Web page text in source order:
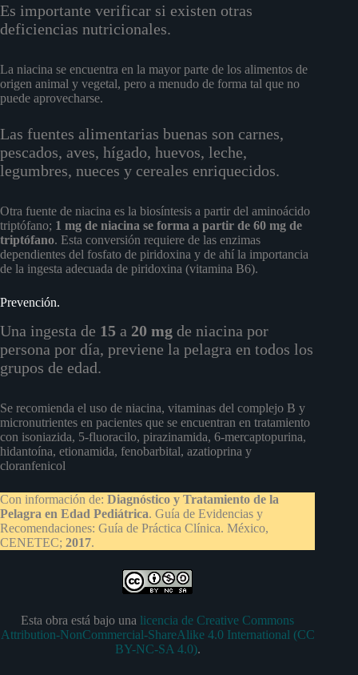
Es importante verificar si existen otras
deficiencias nutricionales.
La niacina se encuentra en la mayor parte de los alimentos de
origen animal y vegetal, pero a menudo de forma tal que no
puede aprovecharse.
Las fuentes alimentarias buenas son carnes,
pescados, aves, hígado, huevos, leche,
legumbres, nueces y cereales enriquecidos.
Otra fuente de niacina es la biosíntesis a partir del aminoácido
triptófano; 1 mg de niacina se forma a partir de 60 mg de
triptófano. Esta conversión requiere de las enzimas
dependientes del fosfato de piridoxina y de ahí la importancia
de la ingesta adecuada de piridoxina (vitamina B6).
Prevención.
Una ingesta de 15 a 20 mg de niacina por
persona por día, previene la pelagra en todos los
grupos de edad.
Se recomienda el uso de niacina, vitaminas del complejo B y
micronutrientes en pacientes que se encuentran en tratamiento
con isoniazida, 5-fluoracilo, pirazinamida, 6-mercaptopurina,
hidantoína, etionamida, fenobarbital, azatioprina y
cloranfenicol
Con información de: Diagnóstico y Tratamiento de la
Pelagra en Edad Pediátrica. Guía de Evidencias y
Recomendaciones: Guía de Práctica Clínica. México,
CENETEC; 2017.
Esta obra está bajo una licencia de Creative Commons
Attribution-NonCommercial-ShareAlike 4.0 International (CC
BY-NC-SA 4.0).